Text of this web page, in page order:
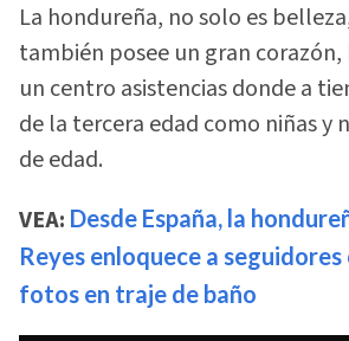
La hondureña, no solo es
también posee un gran corazón,
un centro asistencias donde a
de la tercera edad como niñas y
de edad.
VEA: Desde España, la
Reyes enloquece a seguidores
fotos en traje de baño